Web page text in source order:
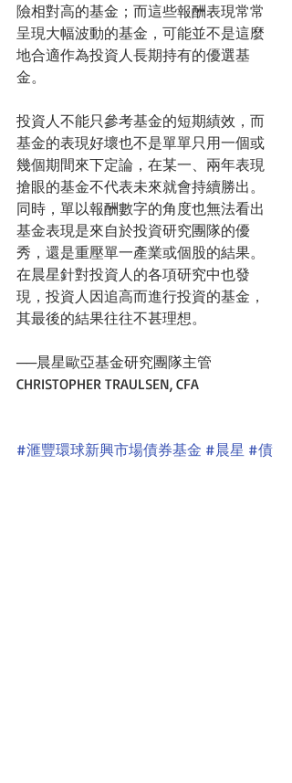
險相對高的基金；而這些報酬表現常常
呈現大幅波動的基金，可能並不是這麼
地合適作為投資人長期持有的優選基
金。
投資人不能只參考基金的短期績效，而
基金的表現好壞也不是單單只用一個或
幾個期間來下定論，在某一、兩年表現
搶眼的基金不代表未來就會持續勝出。
同時，單以報酬數字的角度也無法看出
基金表現是來自於投資研究團隊的優
秀，還是重壓單一產業或個股的結果。
在晨星針對投資人的各項研究中也發
現，投資人因追高而進行投資的基金，
其最後的結果往往不甚理想。
──晨星歐亞基金研究團隊主管
CHRISTOPHER TRAULSEN, CFA
#滙豐環球新興市場債券基金 #晨星 #債